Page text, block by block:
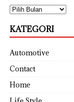
KATEGORI
Automotive
Contact
Home